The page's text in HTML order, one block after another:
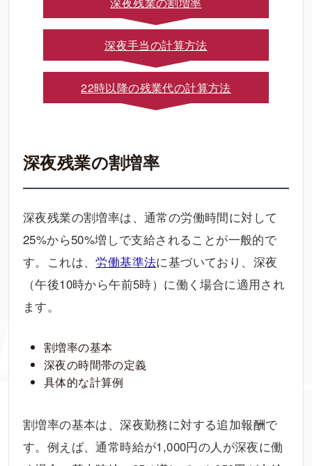
深夜手当の計算方法
22時以降の残業代の計算方法
深夜残業の割増率
深夜残業の割増率は、通常の労働時間に対して
25%から50%増しで支給されることが一般的で
す。これは、労働基準法に基づいており、深夜
（午後10時から午前5時）に働く場合に適用され
ます。
割増率の基本
深夜の時間帯の定義
具体的な計算例
割増率の基本は、深夜勤務に対する追加報酬で
す。例えば、通常時給が1,000円の人が深夜に働